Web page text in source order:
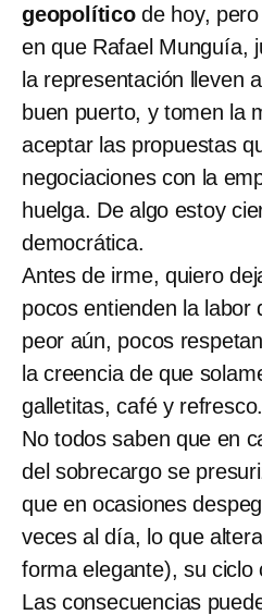
geopolíticode hoy,
en que Rafael Munguía,
la representación lleven
buen puerto, y tomen la
aceptar las propuestas
negociaciones con la
huelga. De algo estoy
democrática.
Antes de irme, quiero
pocos entienden la labor
peor aún, pocos
la creencia de que
galletitas, café y refresco.
No todos saben que en
del sobrecargo se
que en ocasiones
veces al día, lo que
forma elegante), su ciclo
Las consecuencias